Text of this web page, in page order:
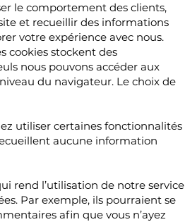
le comportement des clients,
et recueillir des informations
votre expérience avec nous.
cookies stockent des
nous pouvons accéder aux
du navigateur. Le choix de
utiliser certaines fonctionnalités
aucune information
rend l’utilisation de notre service
Par exemple, ils pourraient se
afin que vous n’ayez